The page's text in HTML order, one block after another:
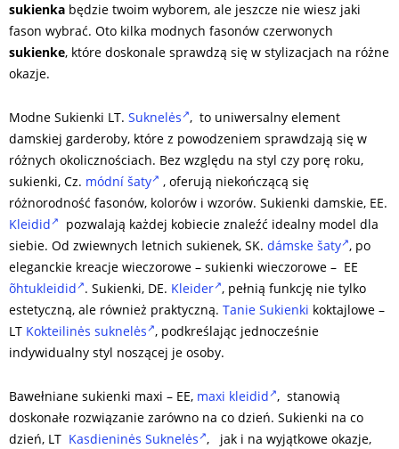
sukienka będzie twoim wyborem, ale jeszcze nie wiesz jaki
fason wybrać. Oto kilka modnych fasonów czerwonych
sukienke, które doskonale sprawdzą się w stylizacjach na różne
okazje.
Modne Sukienki LT. Suknelės , to uniwersalny element
damskiej garderoby, które z powodzeniem sprawdzają się w
różnych okolicznościach. Bez względu na styl czy porę roku,
sukienki, Cz. módní šaty
, oferują niekończącą się
różnorodność fasonów, kolorów i wzorów. Sukienki damskie, EE.
Kleidid
pozwalają każdej kobiecie znaleźć idealny model dla
siebie. Od zwiewnych letnich sukienek, SK. dámske šaty , po
eleganckie kreacje wieczorowe – sukienki wieczorowe – EE
õhtukleidid . Sukienki, DE. Kleider , pełnią funkcję nie tylko
estetyczną, ale również praktyczną. Tanie Sukienki koktajlowe –
LT Kokteilinės suknelės , podkreślając jednocześnie
indywidualny styl noszącej je osoby.
Bawełniane sukienki maxi – EE, maxi kleidid , stanowią
doskonałe rozwiązanie zarówno na co dzień. Sukienki na co
dzień, LT Kasdieninės Suknelės , jak i na wyjątkowe okazje,